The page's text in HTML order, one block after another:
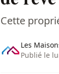
Cette
Les
Publié le